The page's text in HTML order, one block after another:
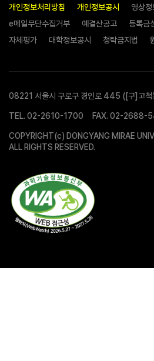
개인정보처리방침 개인정보공시
영상
e메일무단수집거부
예결산공고 등록금
자체평가
대학정보공시 청탁금지법
08221 서울시 구로구 경인로 445 ([구]고
TEL. 02-2610-1700 FAX. 02-2688-
COPYRIGHT(c) DONGYANG MIRAE
ALL RIGHTS RESERVED.